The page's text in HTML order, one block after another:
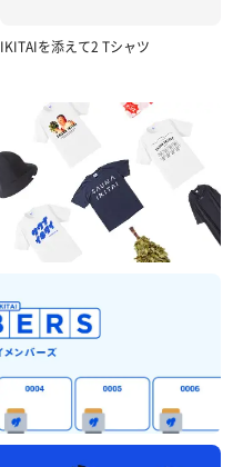
IKITAIを添えて2 Tシャツ